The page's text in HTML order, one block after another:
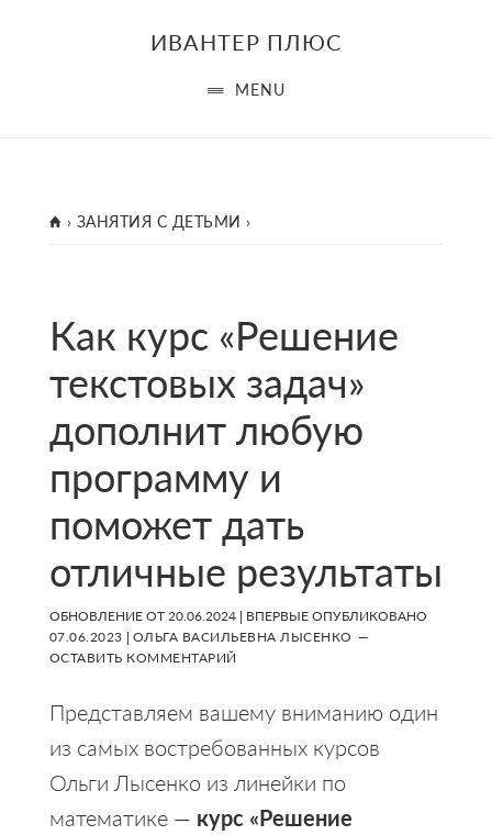
ИВАНТЕР ПЛЮС
MENU
ГЛАВНАЯ
› ЗАНЯТИЯ С ДЕТЬМИ ›
Как курс «Решение
текстовых задач»
дополнит любую
программу и
поможет дать
отличные результаты
ОБНОВЛЕНИЕ ОТ20.06.2024| ВПЕРВЫЕ ОПУБЛИКОВАНО
07.06.2023 | ОЛЬГА ВАСИЛЬЕВНА ЛЫСЕНКО
ОСТАВИТЬ КОММЕНТАРИЙ
Представляем вашему вниманию один
из самых востребованных курсов
Ольги Лысенко из линейки по
математике — курс «Решение